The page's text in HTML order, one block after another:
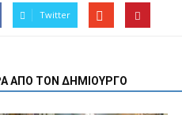
Twitter
ΑΠΟ ΤΟΝ ΔΗΜΙΟΥΡΓΟ